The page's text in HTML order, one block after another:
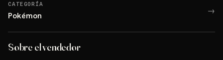
CATEGORÍA
Pokémon →
Sobre el vendedor